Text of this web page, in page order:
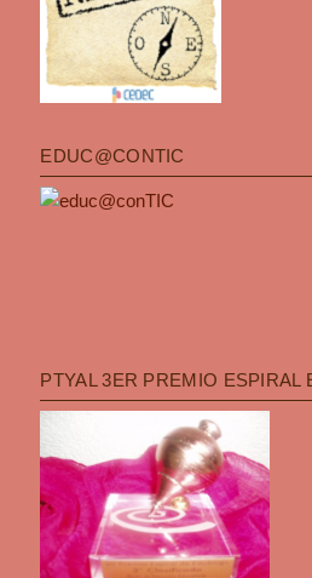
EDUC@CONTIC
PTYAL 3ER PREMIO ESPIRAL